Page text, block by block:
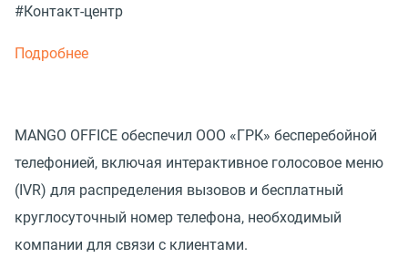
#Контакт-центр
Подробнее
MANGO OFFICE обеспечил ООО «ГРК» бесперебойной
телефонией, включая интерактивное голосовое меню
(IVR) для распределения вызовов и бесплатный
круглосуточный номер телефона, необходимый
компании для связи с клиентами.